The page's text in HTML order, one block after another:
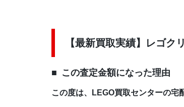
【最新買取実績】レゴク
この査定金額になった理由
この度は、LEGO買取センターの宅